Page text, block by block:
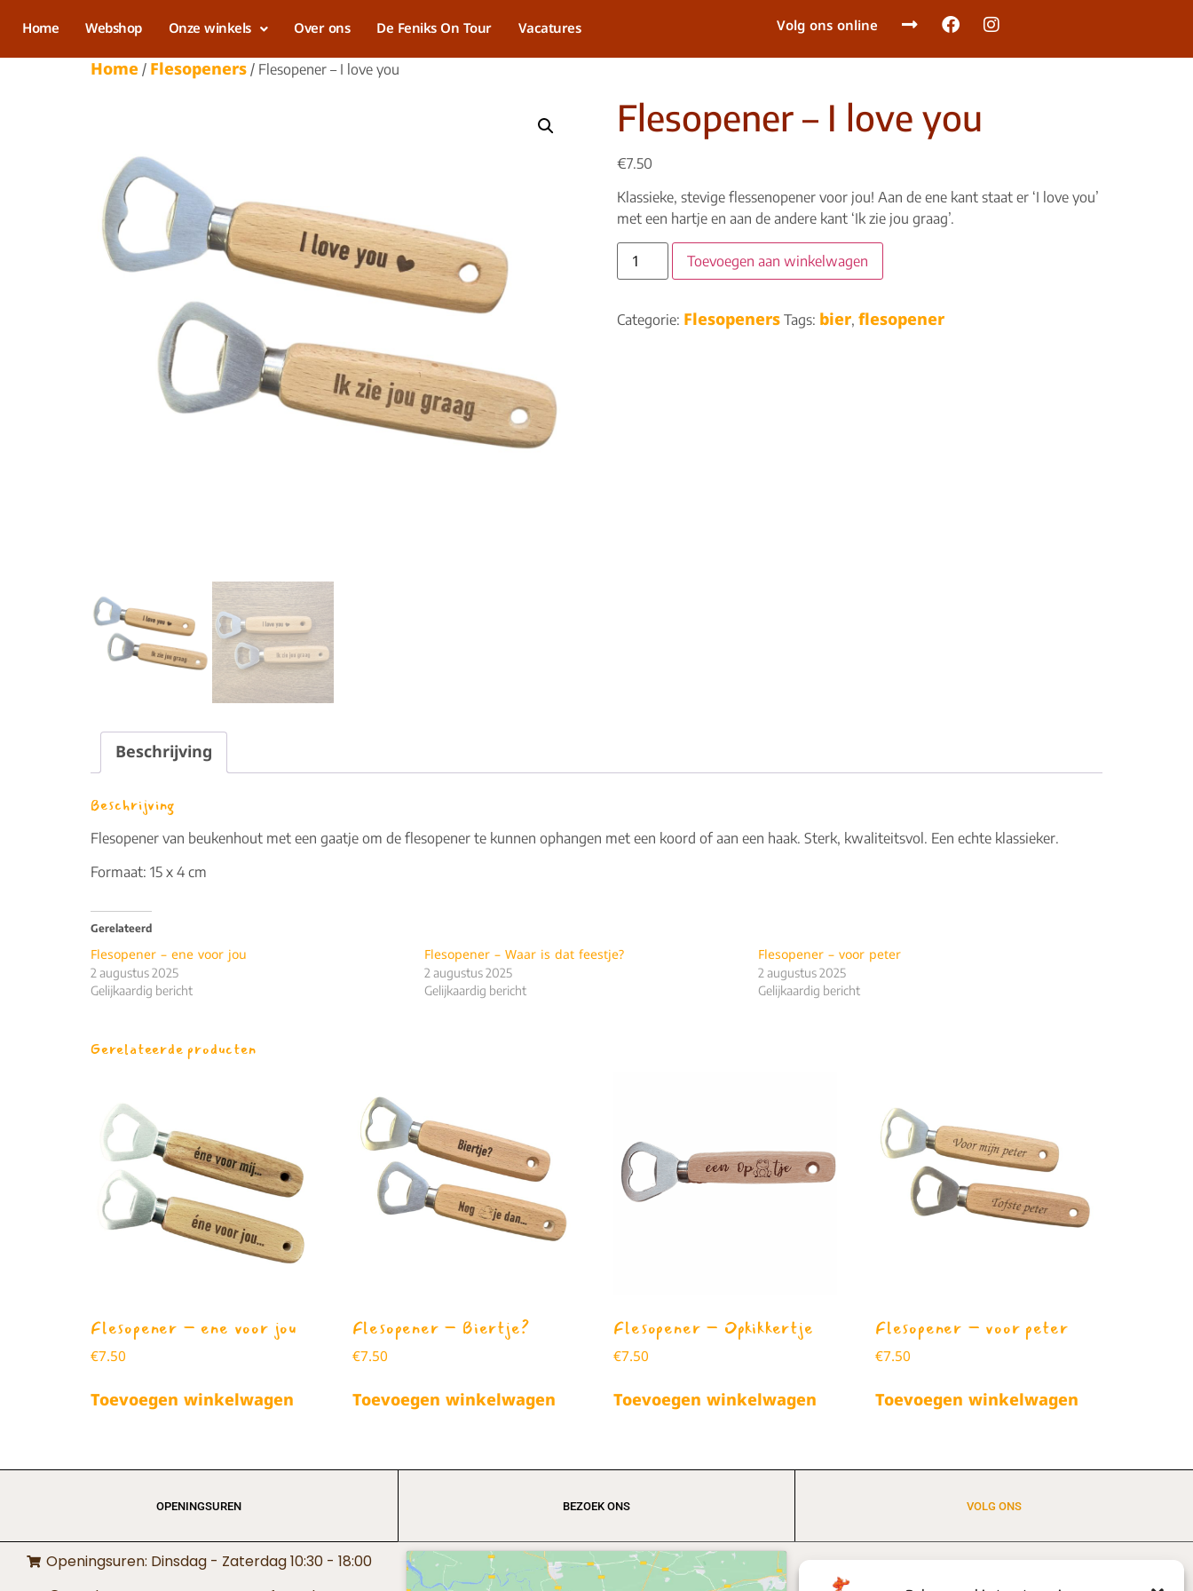
Home Webshop Onze winkels Over ons De Feniks On Tour Vacatures Volg ons online
Home / Flesopeners / Flesopener – I love you
Flesopener – I love you
€7.50
Klassieke, stevige flessenopener voor jou! Aan de ene kant staat er ‘I love you’
met een hartje en aan de andere kant ‘Ik zie jou graag’.
Toevoegen aan winkelwagen
Categorie: Flesopeners Tags: bier, flesopener
Beschrijving
Beschrijving
Flesopener van beukenhout met een gaatje om de flesopener te kunnen ophangen met een koord of aan een haak. Sterk, kwaliteitsvol. Een echte klassieker.
Formaat: 15 x 4 cm
Gerelateerd
Flesopener – ene voor jou
2 augustus 2025
Gelijkaardig bericht
Flesopener – Waar is dat feestje?
2 augustus 2025
Gelijkaardig bericht
Flesopener – voor peter
2 augustus 2025
Gelijkaardig bericht
Gerelateerde producten
Flesopener – ene voor jou
€7.50
Toevoegen winkelwagen
Flesopener – Biertje?
€7.50
Toevoegen winkelwagen
Flesopener – Opkikkertje
€7.50
Toevoegen winkelwagen
Flesopener – voor peter
€7.50
Toevoegen winkelwagen
OPENINGSUREN
Openingsuren: Dinsdag - Zaterdag 10:30 - 18:00
BEZOEK ONS VOLG ONS